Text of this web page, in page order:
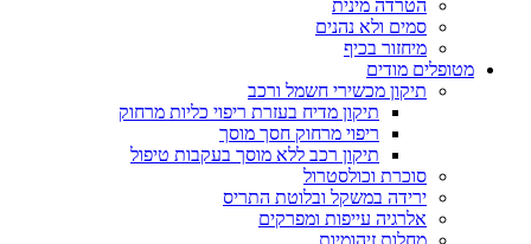
הטרדה מינית
סמים ולא נהנים
מיחזור בכיף
מטופלים מודים
תיקון מכשירי חשמל ורכב
תיקון מדיח בעזרת ריפוי כליות מרחוק
ריפוי מרחוק חסך מוסך
תיקון רכב ללא מוסך בעקבות טיפול
סוכרת וכולסטרול
ירידה במשקל ובלוטת התריס
אלרגיה עייפות ומפרקים
מחלות זיהומיות